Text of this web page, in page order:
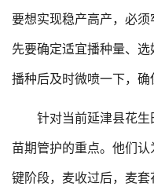
要想实现稳产高产，必
先要确定适宜播种量、选
播种后及时微喷一下，确
针对当前延津县花生
苗期管护的重点。他们
键阶段，麦收过后，麦